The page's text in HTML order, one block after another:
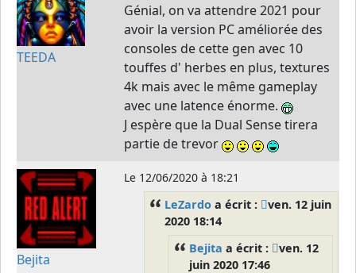
TEEDA
Génial, on va attendre 2021 pour
avoir la version PC améliorée des
consoles de cette gen avec 10
touffes d' herbes en plus, textures
4k mais avec le même gameplay
avec une latence énorme.
J espère que la Dual Sense tirera
partie de trevor
Bejita
Le 12/06/2020 à 18:21
LeZardo a écrit :
ven. 12 juin
2020 18:14
Bejita a écrit :
ven. 12
juin 2020 17:46